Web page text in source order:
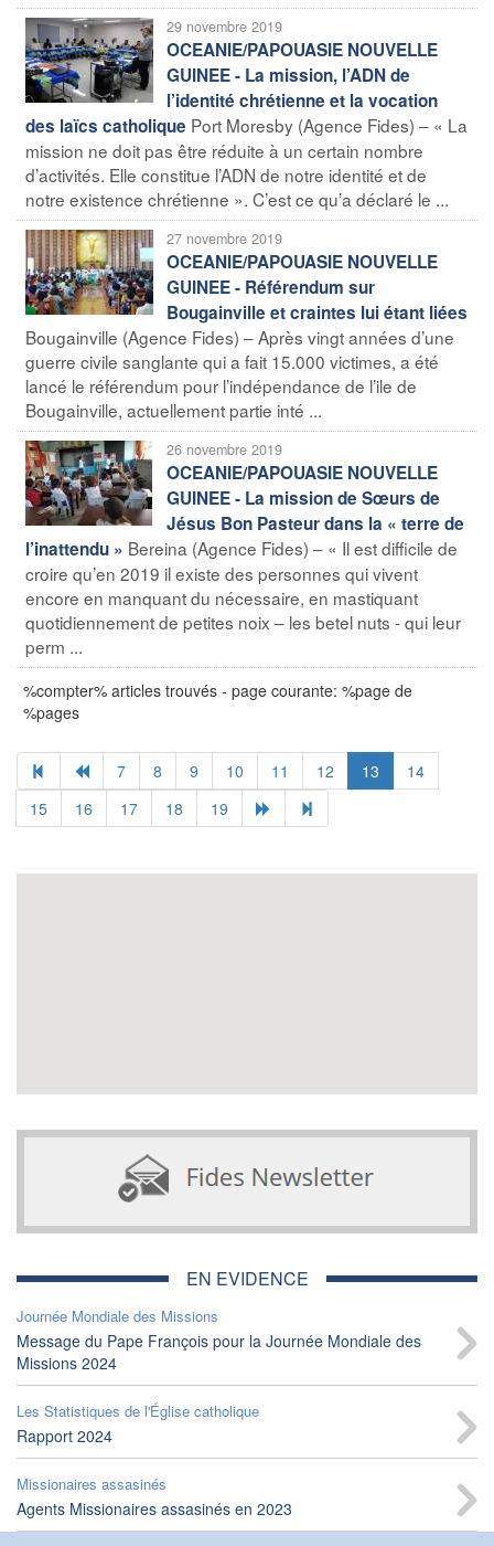
29 novembre 2019
OCEANIE/PAPOUASIE NOUVELLE
GUINEE - La mission, l’ADN de
l’identité chrétienne et la vocation
des laïcs catholique Port Moresby (Agence Fides) – « La
mission ne doit pas être réduite à un certain nombre
d’activités. Elle constitue l’ADN de notre identité et de
notre existence chrétienne ». C’est ce qu’a déclaré le ...
27 novembre 2019
OCEANIE/PAPOUASIE NOUVELLE
GUINEE - Référendum sur
Bougainville et craintes lui étant liées
Bougainville (Agence Fides) – Après vingt années d’une
guerre civile sanglante qui a fait 15.000 victimes, a été
lancé le référendum pour l’indépendance de l’ile de
Bougainville, actuellement partie inté ...
26 novembre 2019
OCEANIE/PAPOUASIE NOUVELLE
GUINEE - La mission de Sœurs de
Jésus Bon Pasteur dans la « terre de
l’inattendu » Bereina (Agence Fides) – « Il est difficile de
croire qu’en 2019 il existe des personnes qui vivent
encore en manquant du nécessaire, en mastiquant
quotidiennement de petites noix – les betel nuts - qui leur
perm ...
%compter% articles trouvés - page courante: %page de
%pages
7 8 9 10 11 12 13
14
15
16 17 18 19
EN EVIDENCE
Journée Mondiale des Missions
Message du Pape François pour la Journée Mondiale des
Missions 2024
Les Statistiques de l'Église catholique
Rapport 2024
Missionaires assasinés
Agents Missionaires assasinés en 2023